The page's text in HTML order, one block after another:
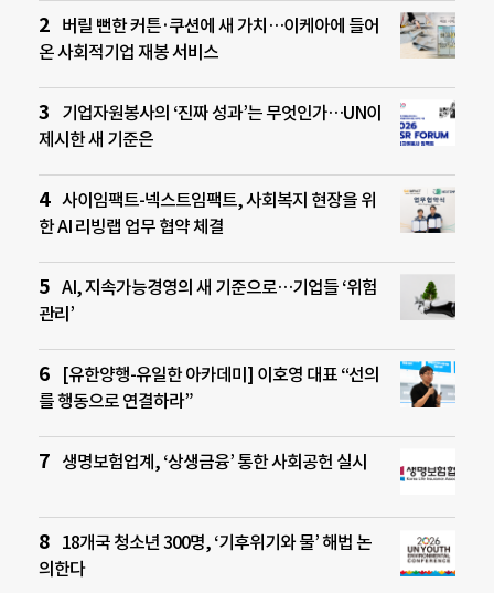
버릴 뻔한 커튼·쿠션에 새 가치…이케아에 들어
온 사회적기업 재봉 서비스
기업자원봉사의 ‘진짜 성과’는 무엇인가…UN이
제시한 새 기준은
사이임팩트-넥스트임팩트, 사회복지 현장을 위
한 AI 리빙랩 업무 협약 체결
AI, 지속가능경영의 새 기준으로…기업들 ‘위험
관리’
[유한양행-유일한 아카데미] 이호영 대표 “선의
를 행동으로 연결하라”
생명보험업계, ‘상생금융’ 통한 사회공헌 실시
18개국 청소년 300명, ‘기후위기와 물’ 해법 논
의한다